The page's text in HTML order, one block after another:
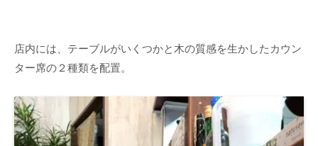
店内には、テーブルがいくつかと木の質感を生かしたカウン
ター席の２種類を配置。